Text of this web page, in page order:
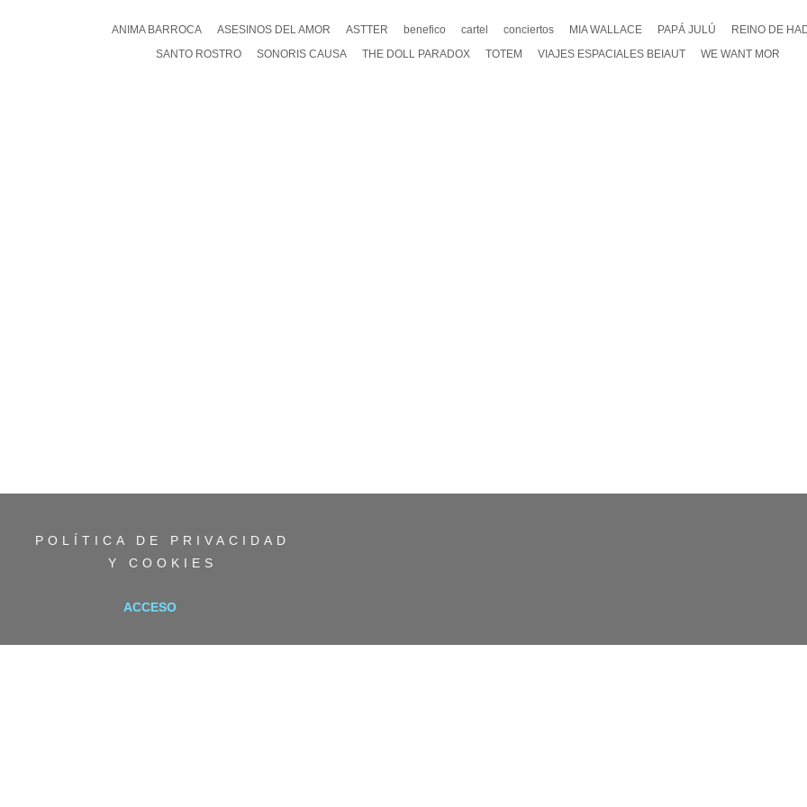
ANIMA BARROCA ASESINOS DEL AMOR ASTTER benefico cartel conciertos MIA WALLACE PAPÁ JULÚ
REINO DE
SANTO ROSTRO
SONORIS CAUSA THE DOLL PARADOX TOTEM VIAJES ESPACIALES BEIAUT WE WANT MOR
POLÍTICA DE PRIVACIDAD
Y COOKIES
ACCESO